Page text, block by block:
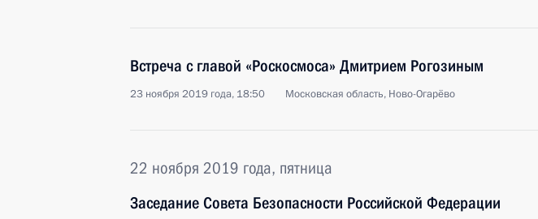
Встреча с главой «Роскосмоса» Дмитрием Рогозиным
23 ноября 2019 года, 18:50 Московская область, Ново-Огарёво
22 ноября 2019 года, пятница
Заседание Совета Безопасности Российской Федерации